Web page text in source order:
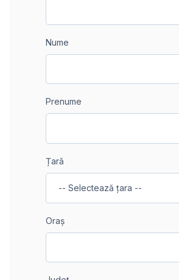
Nume
Prenume
Țară
Oraș